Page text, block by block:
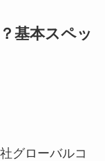
基本スペッ
グローバルコ